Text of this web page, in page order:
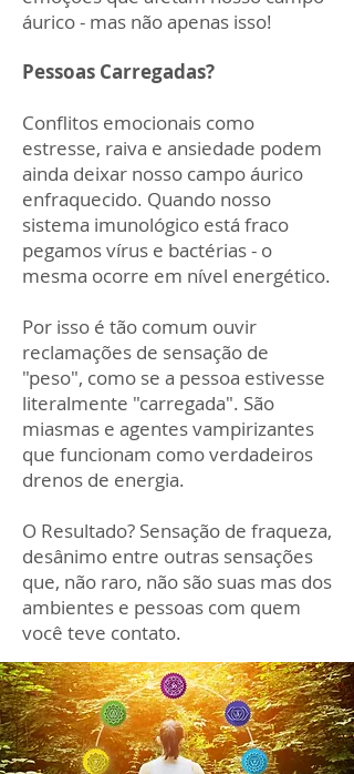
áurico - mas não apenas isso!
Pessoas Carregadas?
Conflitos emocionais como
estresse, raiva e ansiedade podem
ainda deixar nosso campo áurico
enfraquecido. Quando nosso
sistema imunológico está fraco
pegamos vírus e bactérias - o
mesma ocorre em nível energético.
Por isso é tão comum ouvir
reclamações de sensação de
"peso", como se a pessoa estivesse
literalmente "carregada". São
miasmas e agentes vampirizantes
que funcionam como verdadeiros
drenos de energia.
O Resultado? Sensação de fraqueza,
desânimo entre outras sensações
que, não raro, não são suas mas dos
ambientes e pessoas com quem
você teve contato.